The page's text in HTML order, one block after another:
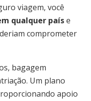
viagem, você
qualquer paíse
comprometer
bagagem
Um plano
apoio